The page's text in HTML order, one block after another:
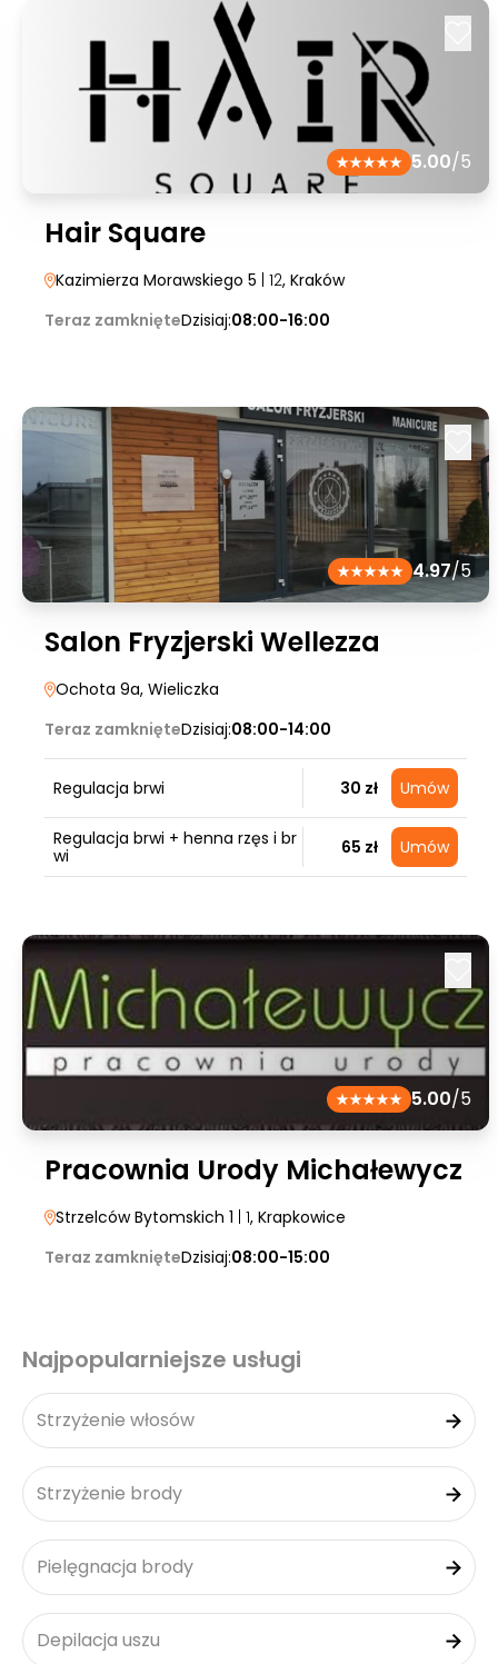
5.00/5
Hair Square
Kazimierza Morawskiego 5 | 12, Kraków
Teraz zamknięteDzisiaj:08:00-16:00
4.97/5
Salon Fryzjerski Wellezza
Ochota 9a, Wieliczka
Teraz zamknięteDzisiaj:08:00-14:00
Regulacja brwi 30 zł Umów
Regulacja brwi + henna rzęs i br
wi
65 zł Umów
5.00/5
Pracownia Urody Michałewycz
Strzelców Bytomskich 1 | 1, Krapkowice
Teraz zamknięteDzisiaj:08:00-15:00
Najpopularniejsze usługi
Strzyżenie włosów
Strzyżenie brody
Pielęgnacja brody
Depilacja uszu